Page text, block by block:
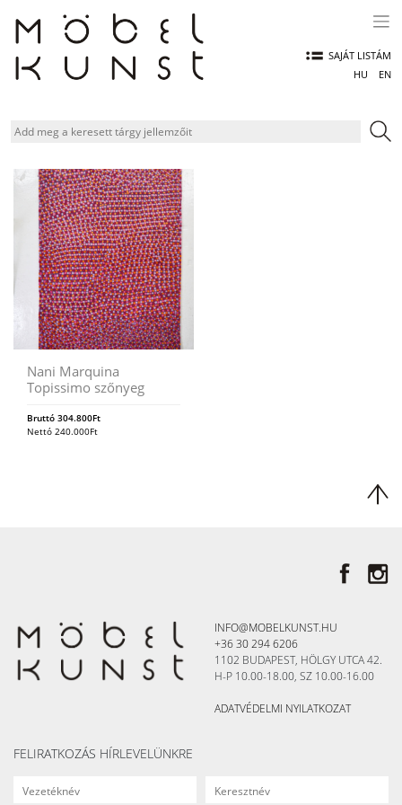
content
SAJÁT LISTÁM
HU
EN
Nani Marquina
Topissimo szőnyeg
Bruttó 304.800Ft
Nettó 240.000Ft
INFO@MOBELKUNST.HU
+36 30 294 6206
1102 BUDAPEST, HÖLGY UTCA 42.
H-P 10.00-18.00, SZ 10.00-16.00
ADATVÉDELMI NYILATKOZAT
FELIRATKOZÁS HÍRLEVELÜNKRE